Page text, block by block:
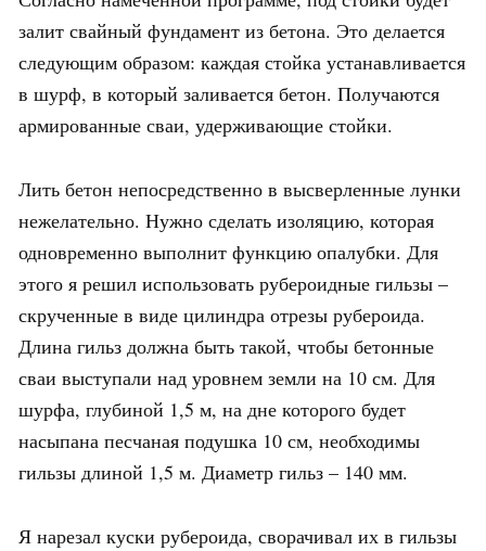
залит свайный фундамент из бетона. Это делается
следующим образом: каждая стойка устанавливается
в шурф, в который заливается бетон. Получаются
армированные сваи, удерживающие стойки.
Лить бетон непосредственно в высверленные лунки
нежелательно. Нужно сделать изоляцию, которая
одновременно выполнит функцию опалубки. Для
этого я решил использовать рубероидные гильзы –
скрученные в виде цилиндра отрезы рубероида.
Длина гильз должна быть такой, чтобы бетонные
сваи выступали над уровнем земли на 10 см. Для
шурфа, глубиной 1,5 м, на дне которого будет
насыпана песчаная подушка 10 см, необходимы
гильзы длиной 1,5 м. Диаметр гильз – 140 мм.
Я нарезал куски рубероида, сворачивал их в гильзы